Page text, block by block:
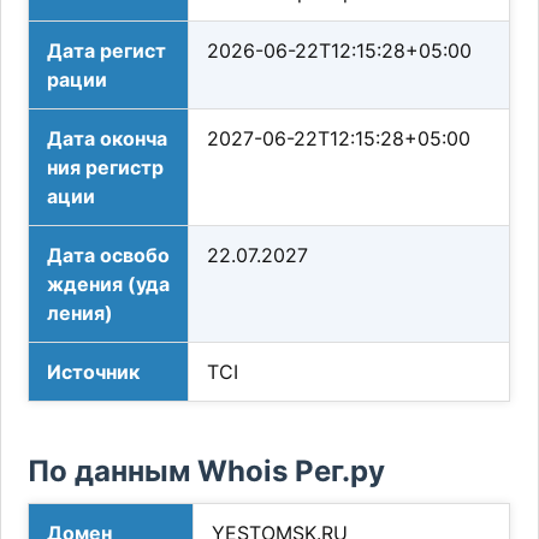
Дата регист
рации
2026-06-22T12:15:28+05:00
Дата оконча
ния регистр
ации
2027-06-22T12:15:28+05:00
Дата освобо
ждения (уда
ления)
22.07.2027
Источник TCI
По данным Whois Рег.ру
Домен YESTOMSK.RU